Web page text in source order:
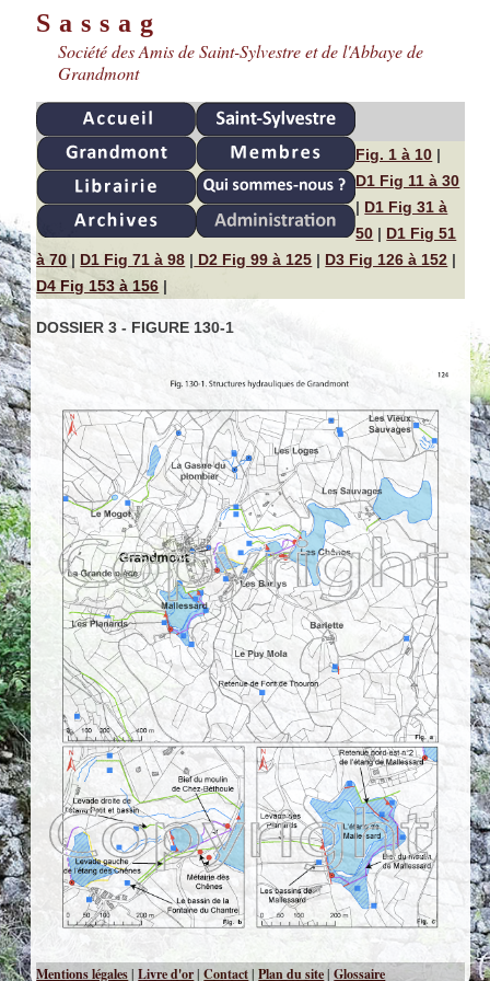
Sassag
Société des Amis de Saint-Sylvestre et de l'Abbaye de
Grandmont
Fig. 1 à 10 |
D1 Fig 11 à 30
| D1 Fig 31 à
50 | D1 Fig 51
à 70 | D1 Fig 71 à 98 | D2 Fig 99 à 125 | D3 Fig 126 à 152 |
D4 Fig 153 à 156 |
DOSSIER 3 - FIGURE 130-1
Mentions légales|Livre d'or|Contact|Plan du site|Glossaire